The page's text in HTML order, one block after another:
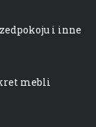
i inne
mebli